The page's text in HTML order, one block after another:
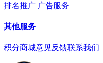
排名推广 广告服务
其他服务
积分商城意见反馈联系我们